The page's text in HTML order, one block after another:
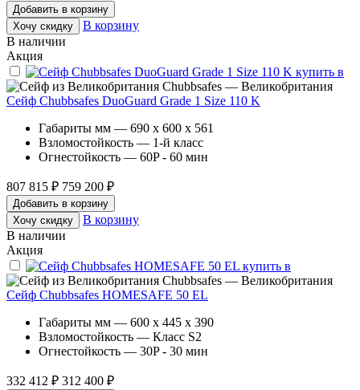
Добавить в корзину
Хочу скидку
В корзину
В наличии
Акция
Chubbsafes — Великобритания
Сейф Chubbsafes DuoGuard Grade 1 Size 110 K
Габариты мм — 690 x 600 x 561
Взломостойкость — 1-й класс
Огнестойкость — 60P - 60 мин
807 815 ₽ 759 200 ₽
Добавить в корзину
Хочу скидку
В корзину
В наличии
Акция
Chubbsafes — Великобритания
Сейф Chubbsafes HOMESAFE 50 EL
Габариты мм — 600 x 445 x 390
Взломостойкость — Класс S2
Огнестойкость — 30P - 30 мин
332 412 ₽ 312 400 ₽